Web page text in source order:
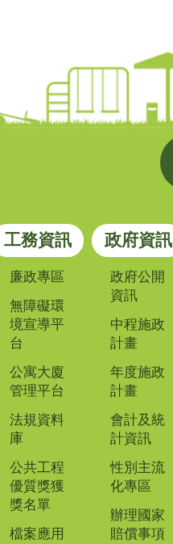
工務資訊
廉政專區
無障礙環
境宣導平
台
公寓大廈
管理平台
法規資料
庫
公共工程
優質獎獲
獎名單
檔案應用
政府資訊
政府公開
資訊
中程施政
計畫
年度施政
計畫
會計及統
計資訊
性別主流
化專區
辦理國家
賠償事項